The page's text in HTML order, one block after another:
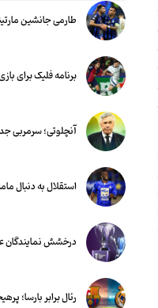
طارمی جانشین
برنامه فلیک برای بازی
آنچلوتی؛ سرمربی
استقلال به دنبال
درخشش نمایندگان
رئال برابر بارسا؛